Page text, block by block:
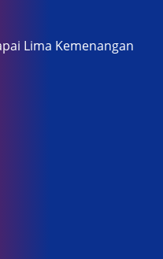
Lima Kemenangan